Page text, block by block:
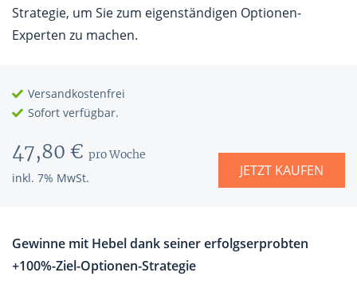
Strategie, um Sie zum eigenständigen Optionen-
Experten zu machen.
Versandkostenfrei
Sofort verfügbar.
47,80 € pro Woche
inkl. 7% MwSt. JETZT KAUFEN
Gewinne mit Hebel dank seiner erfolgserprobten
+100%-Ziel-Optionen-Strategie